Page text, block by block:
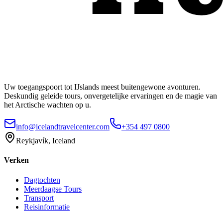
Uw toegangspoort tot IJslands meest buitengewone avonturen.
Deskundig geleide tours, onvergetelijke ervaringen en de magie van
het Arctische wachten op u.
info@icelandtravelcenter.com
+354 497 0800
Reykjavík, Iceland
Verken
Dagtochten
Meerdaagse Tours
Transport
Reisinformatie